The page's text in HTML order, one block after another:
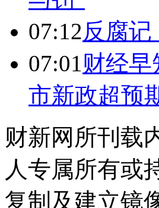
07:12反腐
07:01财经
市新政超预
财新网所刊载
人专属所有或
复制及建立镜